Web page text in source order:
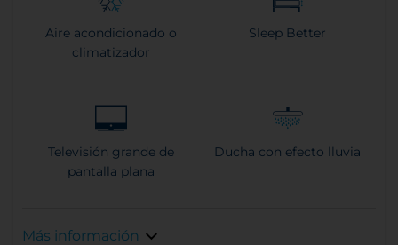
Aire acondicionado o
climatizador
Sleep Better
Televisión grande de
pantalla plana
Ducha con efecto lluvia
Más información